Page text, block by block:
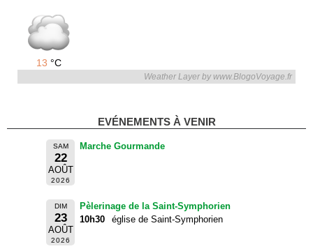
13 °C
Weather Layer by www.BlogoVoyage.fr
EVÉNEMENTS À VENIR
SAM
22
AOÛT
2026
Marche Gourmande
DIM
23
AOÛT
2026
Pèlerinage de la Saint-Symphorien
10h30
église de Saint-Symphorien